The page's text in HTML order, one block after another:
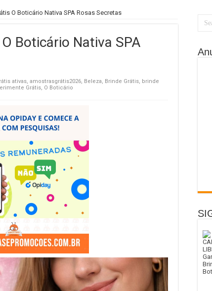
O Boticário Nativa SPA Rosas Secretas
Boticário Nativa SPA
ativas, amostrasgrátis2026, Beleza, Brinde Grátis, brinde
Grátis, O Boticário